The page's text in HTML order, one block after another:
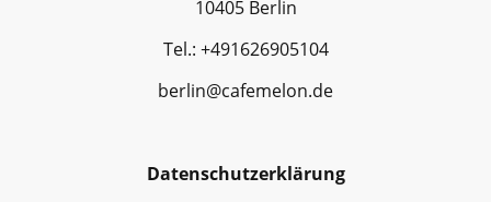
10405 Berlin
Tel.: +491626905104
berlin@cafemelon.de
Datenschutzerklärung